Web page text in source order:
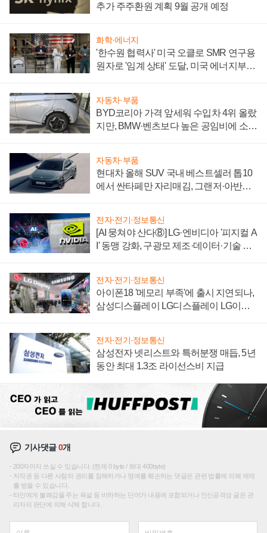
추가 주주환원 계획 9월 공개 예정
화학·에너지
'한수원 협력사' 미국 오클로 SMR 연구용
원자로 '임계 상태' 도달, 미국 에너지부
자동차·부품
BYD코리아 가격 앞세워 수입차 4위 올랐
지만, BMW·벤츠보다 높은 공임비에 소비
자동차·부품
현대차 올해 SUV 국내 베스트셀러 톱10
에서 싼타페만 자리매김, 그랜저·아반떼
전자·전기·정보통신
[AI 뭉쳐야 산다⑧] LG·엔비디아 '피지컬 A
I' 동맹 강화, 구광모 제조·데이터·기술 결
전자·전기·정보통신
아이폰18 '메모리 부족'에 출시 지연되나,
삼성디스플레이 LG디스플레이 LG이노
전자·전기·정보통신
삼성전자 넷리스트와 특허분쟁 매듭, 5년
동안 최대 1.3조 라이선스비 지급
기사댓글0개
200자까지 쓰실 수 있습니다. (현재 0 byte / 최대 400byte)
저작권 등 다른 사람의 권리를 침해하거나 명예를 훼손하는 댓글은 관련 법률에 의해 제재
를 받을 수 있습니다.
타인에게 불쾌감을 주는 욕설 등 비하하는 단어가 내용에 포함되거나 인신공격성 글은 관
리자의 판단에 의해 삭제 합니다.